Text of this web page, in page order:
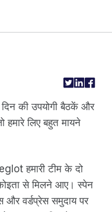
दिन की उपयोगी बैठकें और
हमारे लिए बहुत मायने
हमारी टीम के दो
से मिलने आए। स्पेन
और वर्डप्रेस समुदाय पर